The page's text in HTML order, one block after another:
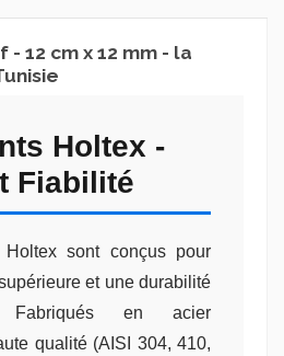
12 cm x 12 mm - la
Holtex -
Fiabilité
Holtex sont conçus pour
et une durabilité
Fabriqués en acier
qualité (AISI 304, 410,